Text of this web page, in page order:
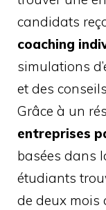
candidats
coaching
simulations
et des
Grâce à un
entreprises
basées dans
étudiants
de deux mois